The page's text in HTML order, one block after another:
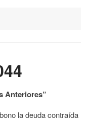
Anteriores”
la deuda contraída